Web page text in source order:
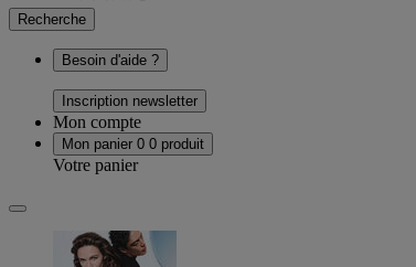
Recherche
Besoin d'aide ?
Inscription newsletter
Mon compte
Mon panier 0 0 produit
Votre panier